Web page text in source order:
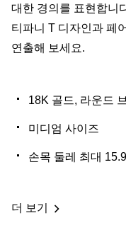
대한 경의를 표현합니
티파니 T 디자인과 페
연출해 보세요.
18K 골드, 라운드
미디엄 사이즈
손목 둘레 최대
더 보기